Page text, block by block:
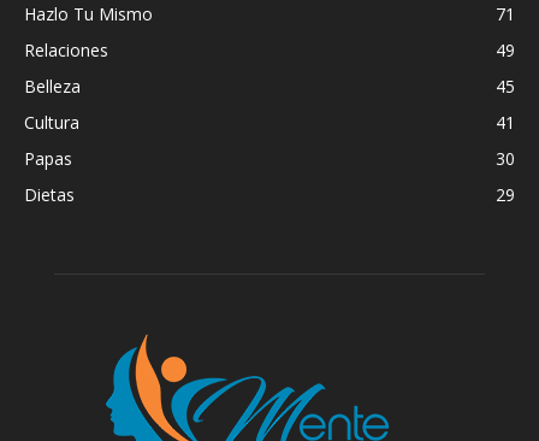
Hazlo Tu Mismo
71
Relaciones
49
Belleza
45
Cultura
41
Papas
30
Dietas
29